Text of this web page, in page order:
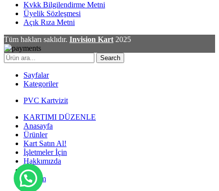
Kvkk Bilgilendirme Metni
Üyelik Sözleşmesi
Açık Rıza Metni
Tüm hakları saklıdır. Invision Kart 2025
Search
Sayfalar
Kategoriler
PVC Kartvizit
KARTIMI DÜZENLE
Anasayfa
Ürünler
Kart Satın Al!
İşletmeler İçin
Hakkımızda
Blog
İletişim